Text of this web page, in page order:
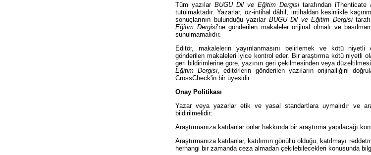
Tüm yazılar BUGU Dil ve Eğitim Dergisi tarafından iThenticate
tutulmaktadır. Yazarlar, öz-intihal dâhil, intihaldan kesinlikle
sonuçlarının bulunduğu yazılar BUGU Dil ve Eğitim Dergisi
Eğitim Dergisi’ne gönderilen makaleler orijinal olmalı ve
sunulmamalıdır.
Editör, makalelerin yayınlanmasını belirlemek ve kötü niyetli
gönderilen makaleleri iyice kontrol eder. Bir araştırma kötü niyetli
geri bildirimlerine göre, yazının geri çekilmesinden veya
Eğitim Dergisi , editörlerin gönderilen yazıların orijinalliğini
CrossCheck'in bir üyesidir.
Onay Politikası
Yazar veya yazarlar etik ve yasal standartlara uymalıdır ve
bildirilmelidir:
Araştırmanıza katılanlar onlar hakkında bir araştırma yapılacağı
Araştırmanıza katılanlar, katılımın gönüllü olduğu, katılmayı
herhangi bir zamanda ceza almadan çekilebilecekleri konusunda